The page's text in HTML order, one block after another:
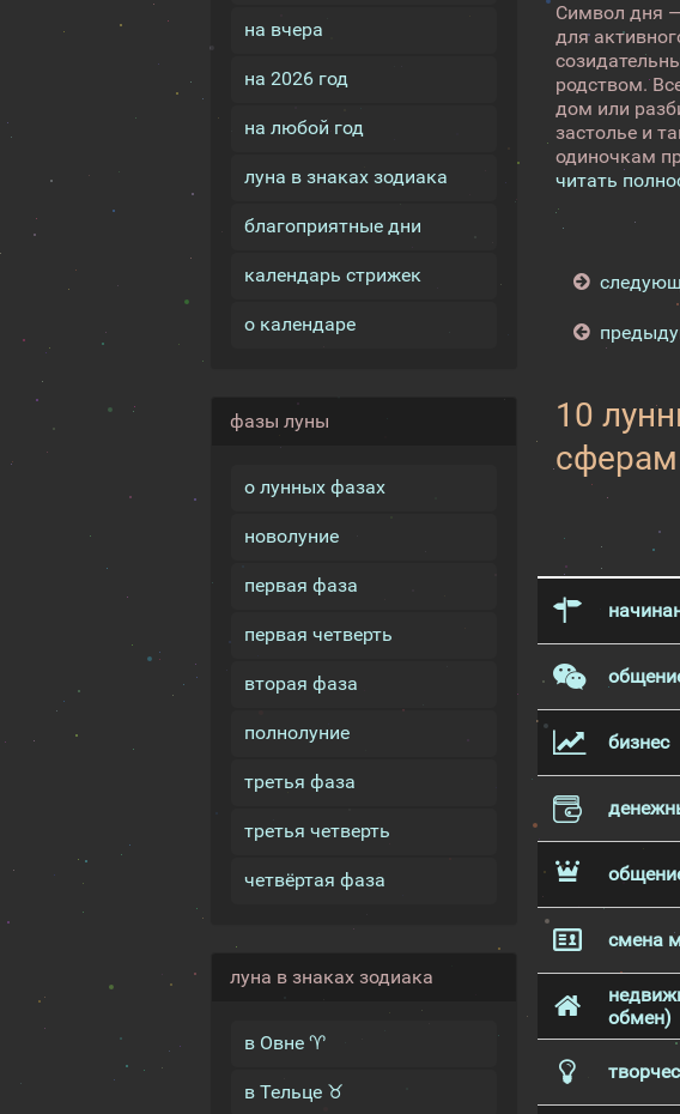
на вчера
на 2026 год
на любой год
луна в знаках зодиака
благоприятные дни
календарь стрижек
о календаре
фазы луны
о лунных фазах
новолуние
первая фаза
первая четверть
вторая фаза
полнолуние
третья фаза
третья четверть
четвёртая фаза
луна в знаках зодиака
в Овне ♈
в Тельце ♉
Символ дня
для
родством.
дом или
застолье и
одиночкам
читать
10
сферам
бизнес
смена
обмен)